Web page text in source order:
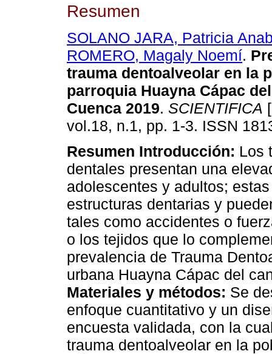
Resumen
SOLANO JARA, Patricia
ROMERO, Magaly Noemí.
trauma dentoalveolar en la
parroquia Huayna Cápac
Cuenca 2019. SCIENTIFICA
vol.18, n.1, pp. 1-3. ISSN
Resumen Introducción: Los
dentales presentan una
adolescentes y adultos;
estructuras dentarias y
tales como accidentes o
o los tejidos que lo
prevalencia de Trauma
urbana Huayna Cápac del
Materiales y métodos: Se
enfoque cuantitativo y un
encuesta validada, con la
trauma dentoalveolar en la